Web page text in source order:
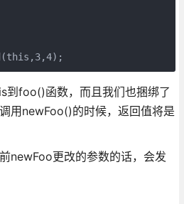
到foo()函数，而且我们也捆绑了
用newFoo()的时候，返回值将是
newFoo更改的参数的话，会发